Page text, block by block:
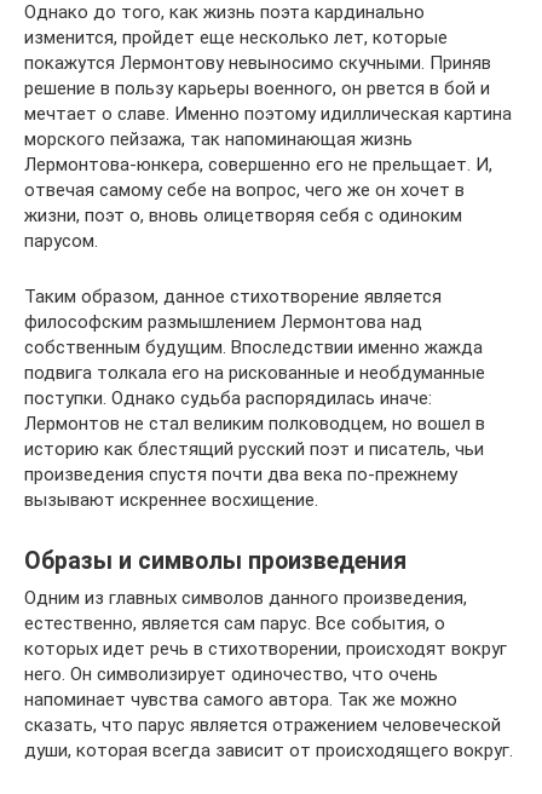
Однако до того, как жизнь поэта кардинально
изменится, пройдет еще несколько лет, которые
покажутся Лермонтову невыносимо скучными. Приняв
решение в пользу карьеры военного, он рвется в бой и
мечтает о славе. Именно поэтому идиллическая картина
морского пейзажа, так напоминающая жизнь
Лермонтова-юнкера, совершенно его не прельщает. И,
отвечая самому себе на вопрос, чего же он хочет в
жизни, поэт о, вновь олицетворяя себя с одиноким
парусом.
Таким образом, данное стихотворение является
философским размышлением Лермонтова над
собственным будущим. Впоследствии именно жажда
подвига толкала его на рискованные и необдуманные
поступки. Однако судьба распорядилась иначе:
Лермонтов не стал великим полководцем, но вошел в
историю как блестящий русский поэт и писатель, чьи
произведения спустя почти два века по-прежнему
вызывают искреннее восхищение.
Образы и символы произведения
Одним из главных символов данного произведения,
естественно, является сам парус. Все события, о
которых идет речь в стихотворении, происходят вокруг
него. Он символизирует одиночество, что очень
напоминает чувства самого автора. Так же можно
сказать, что парус является отражением человеческой
души, которая всегда зависит от происходящего вокруг.